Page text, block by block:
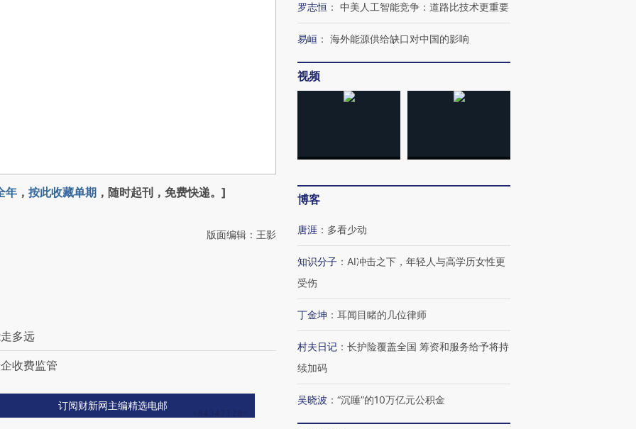
年 ， 按此收藏单期 ，随时起刊，免费快递。]
版面编辑：王影
多远
收费监管
订阅财新网主编精选电邮
罗志恒 ： 中美人工智能竞争：道路比技术更重要
易峘 ： 海外能源供给缺口对中国的影响
视频
博客
唐涯 ： 多看少动
知识分子 ： AI冲击之下，年轻人与高学历女性更
受伤
丁金坤 ： 耳闻目睹的几位律师
村夫日记 ： 长护险覆盖全国 筹资和服务给予将持
续加码
吴晓波 ： “沉睡”的10万亿元公积金